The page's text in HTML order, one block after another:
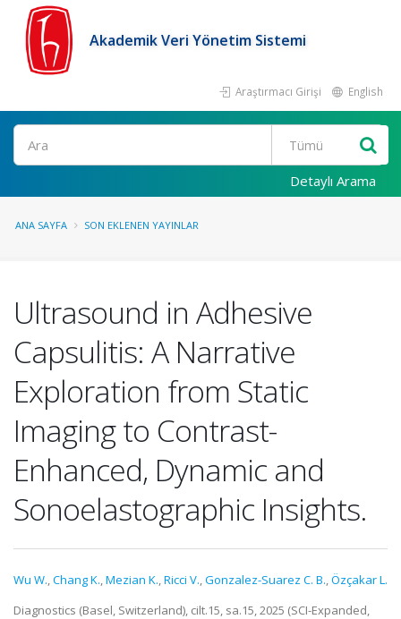
Akademik Veri Yönetim Sistemi
Araştırmacı Girişi English
Ara
Detaylı Arama
ANA SAYFA SON EKLENEN YAYINLAR
Ultrasound in Adhesive
Capsulitis: A Narrative
Exploration from Static
Imaging to Contrast-
Enhanced, Dynamic and
Sonoelastographic Insights.
Wu W.,Chang K.,Mezian K.,Ricci V.,Gonzalez-Suarez C. B.,Özçakar L.
Diagnostics (Basel, Switzerland), cilt.15, sa.15, 2025 (SCI-Expanded,